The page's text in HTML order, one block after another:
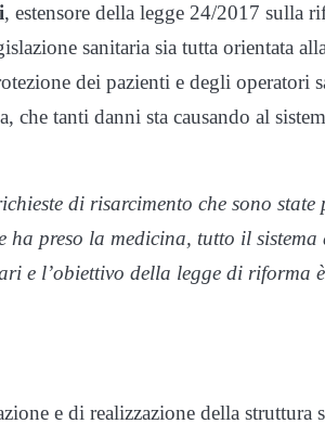
, estensore della legge 24/2017 sulla
sanitaria sia tutta orientata
dei pazienti e degli operatori
tanti danni sta causando al
di risarcimento che sono state
preso la medicina, tutto il sistema
e l’obiettivo della legge di riforma
e di realizzazione della struttura